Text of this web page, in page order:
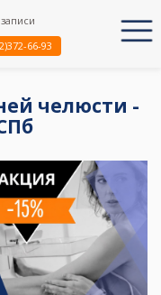
66-93
челюсти -